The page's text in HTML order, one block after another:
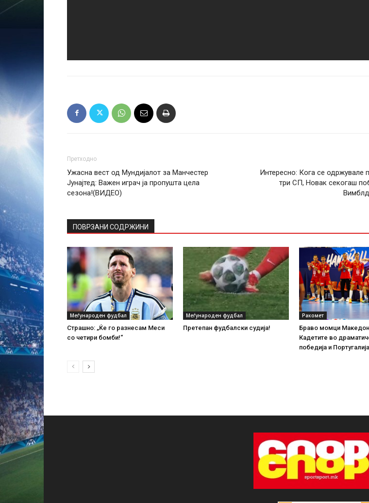
Претходно
Ужасна вест од Мундијалот за Манчестер
Јунајтед: Важен играч ја пропушта цела
сезона!(ВИДЕО)
Интересно: Кога се одржувале
три СП, Новак секогаш
ПОВРЗАНИ СОДРЖИНИ
Меѓународен фудбал
Страшно: „Ќе го разнесам Меси
со четири бомби!“
Меѓународен фудбал
Претепан фудбалски судија!
Ракомет
Браво момци
Кадетите во
победија и